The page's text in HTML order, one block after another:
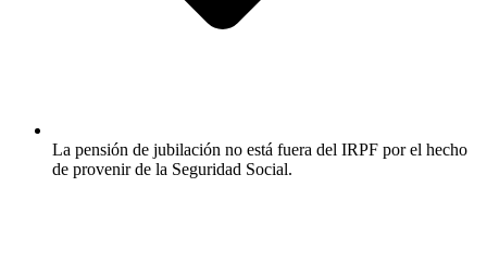
La pensión de jubilación no está fuera del IRPF por el hecho
de provenir de la Seguridad Social.